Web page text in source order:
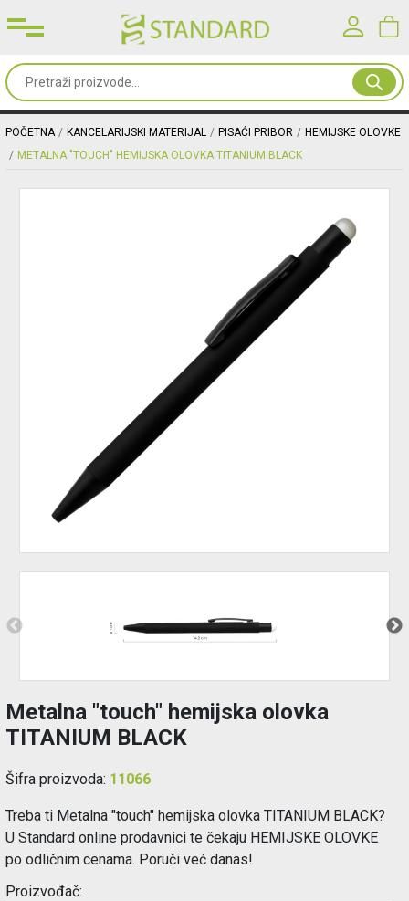
Sve
od
papira
Akcija
Prijava
korisnika
Registracija
Korisničko ime*
Lozinka*
PRIJAVA
Registracija | Zaboravljena lozinka?
POČETNA KANCELARIJSKI MATERIJAL PISAĆI PRIBOR
HEMIJSKE OLOVKE
METALNA "TOUCH" HEMIJSKA OLOVKA TITANIUM BLACK
Metalna "touch" hemijska olovka
TITANIUM BLACK
Šifra proizvoda: 11066
Treba ti Metalna "touch" hemijska olovka TITANIUM BLACK?
U Standard online prodavnici te čekaju HEMIJSKE OLOVKE
po odličnim cenama. Poruči već danas!
Proizvođač: